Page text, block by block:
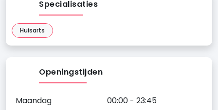
Specialisaties
Huisarts
Openingstijden
Maandag
00:00 - 23:45